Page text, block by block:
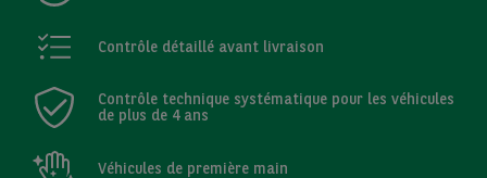
Contrôle détaillé avant livraison
Contrôle technique systématique pour les véhicules
de plus de 4 ans
Véhicules de première main